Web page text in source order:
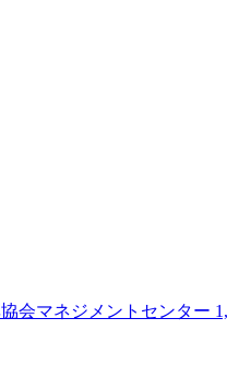
会マネジメントセンター